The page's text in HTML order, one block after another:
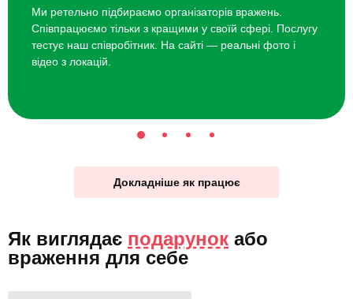
Ми ретельно підбираємо організаторів вражень.
Співпрацюємо тільки з кращими у своїй сфері. Послугу
тестує наш співробітник. На сайті — реальні фото і
відео з локацій.
Докладніше як працює
Як виглядає подарунок або
враження для себе